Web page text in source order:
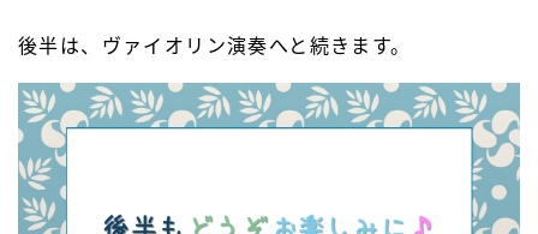
後半は、ヴァイオリン演奏へと続きます。